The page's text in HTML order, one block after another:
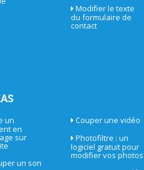
Modifier le texte
du formulaire de
contact
un
en
sur
un son
Couper une vidéo
Photofiltre : un
logiciel gratuit pour
modifier vos photos